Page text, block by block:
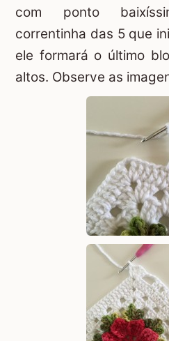
com ponto
correntinha das 5 que
ele formará o último
altos. Observe as